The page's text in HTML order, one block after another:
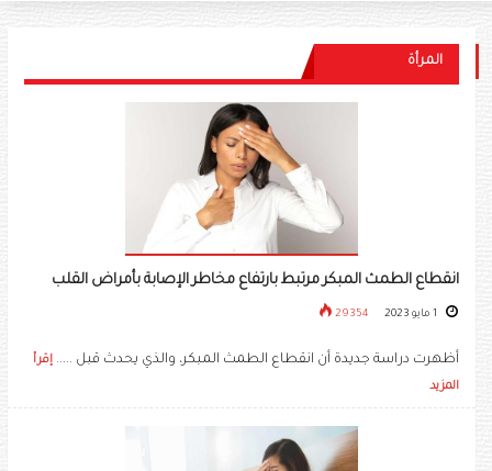
المرأة
انقطاع الطمث المبكر مرتبط بارتفاع مخاطر الإصابة بأمراض القلب
29354
أظهرت دراسة جديدة أن انقطاع الطمث المبكر، والذي يحدث قبل ..... إقرأ
المزيد